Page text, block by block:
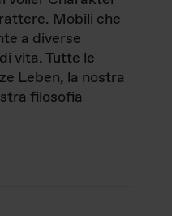
Mobili che
a diverse
vita. Tutte le
Leben, la nostra
filosofia